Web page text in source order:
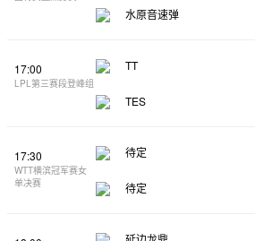
水原音速弹
17:00
LPL第三赛段登峰组
TT
TES
17:30
WTT横滨冠军赛女
单决赛
待定
待定